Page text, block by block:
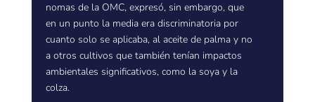
nomas de la OMC, expresó, sin embargo, que
en un punto la media era discriminatoria por
cuanto solo se aplicaba, al aceite de palma y no
a otros cultivos que también tenían impactos
ambientales significativos, como la soya y la
colza.